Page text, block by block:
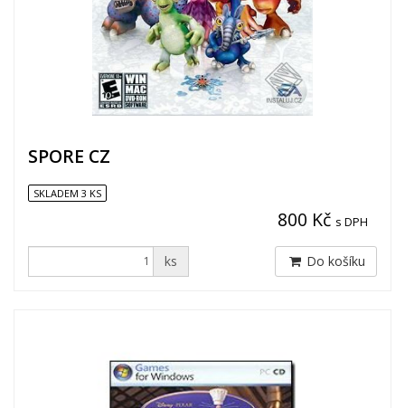
SPORE CZ
SKLADEM 3 KS
800 Kč s DPH
ks Do košíku